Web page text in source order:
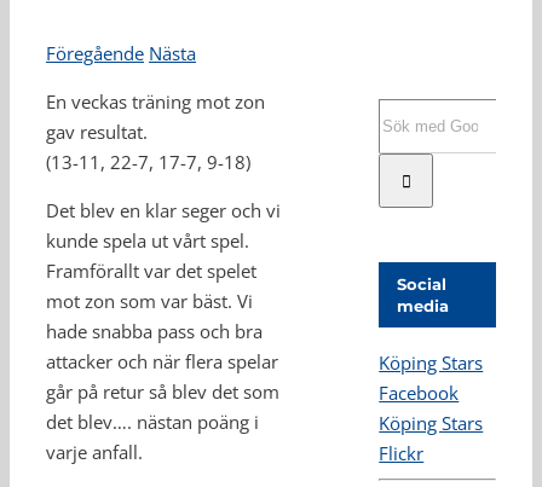
Föregående Nästa
En veckas träning mot zon
gav resultat.
(13-11, 22-7, 17-7, 9-18)
Det blev en klar seger och vi
kunde spela ut vårt spel.
Framförallt var det spelet
mot zon som var bäst. Vi
hade snabba pass och bra
attacker och när flera spelar
går på retur så blev det som
det blev…. nästan poäng i
varje anfall.
Social
media
Köping Stars
Facebook
Köping Stars
Flickr